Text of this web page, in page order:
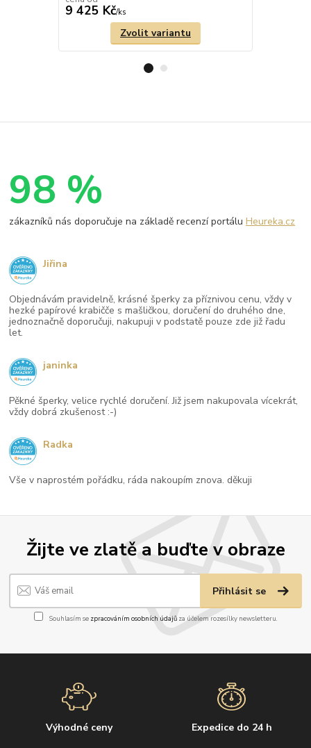
9 425 Kč/ks
Zvolit variantu
Žijte ve zlatě a buďte v obraze
Přihlásit se
Souhlasím se zpracováním osobních údajůza účelem rozesílky newsletteru.
Výhodné ceny Expedice do 24 h
98 %
zákazníků nás doporučuje na základě recenzí portáluHeureka.cz
Objednávám pravidelně, krásné šperky za příznivou cenu, vždy v
hezké papírové krabičče s mašličkou, doručení do druhého dne,
jednoznačně doporučuji, nakupuji v podstatě pouze zde již řadu
let.
Jiřina
Pěkné šperky, velice rychlé doručení. Již jsem nakupovala vícekrát,
vždy dobrá zkušenost :-)
janinka
Vše v naprostém pořádku, ráda nakoupím znova. děkuji
Radka